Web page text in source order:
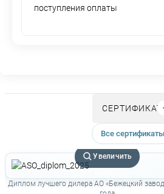
поступления оплаты
Все сертификаты
Увеличить
Диплом лучшего дилера АО «Бежецкий